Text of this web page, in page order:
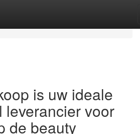
is uw ideale
leverancier voor
de beauty